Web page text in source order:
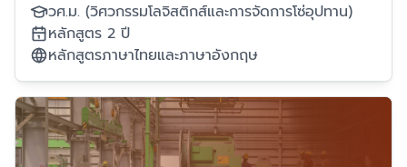
วศ.ม. (วิศวกรรมโลจิสติกส์และการจัดการโซ่อุปทาน)
หลักสูตร 2 ปี
หลักสูตรภาษาไทยและภาษาอังกฤษ